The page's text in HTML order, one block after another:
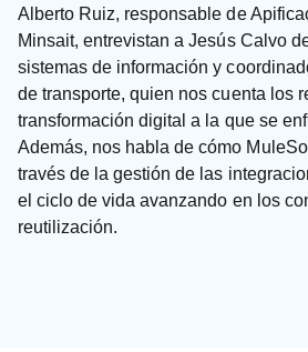
Alberto Ruiz, responsable de
Minsait, entrevistan a Jesús Calvo
sistemas de información y
de transporte, quien nos cuenta los
transformación digital a la que se
Además, nos habla de cómo
través de la gestión de las
el ciclo de vida avanzando en los
reutilización.